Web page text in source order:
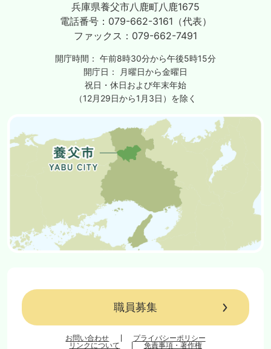
兵庫県養父市八鹿町八鹿1675
電話番号： 079-662-3161（代表）
ファックス： 079-662-7491
開庁時間： 午前8時30分から午後5時15分
開庁日：
月曜日から金曜日
祝日・休日および年末年始
（12月29日から1月3日）を除く
職員募集
お問い合わせ
プライバシーポリシー
リンクについて
免責事項・著作権